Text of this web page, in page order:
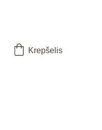
Krepšelis